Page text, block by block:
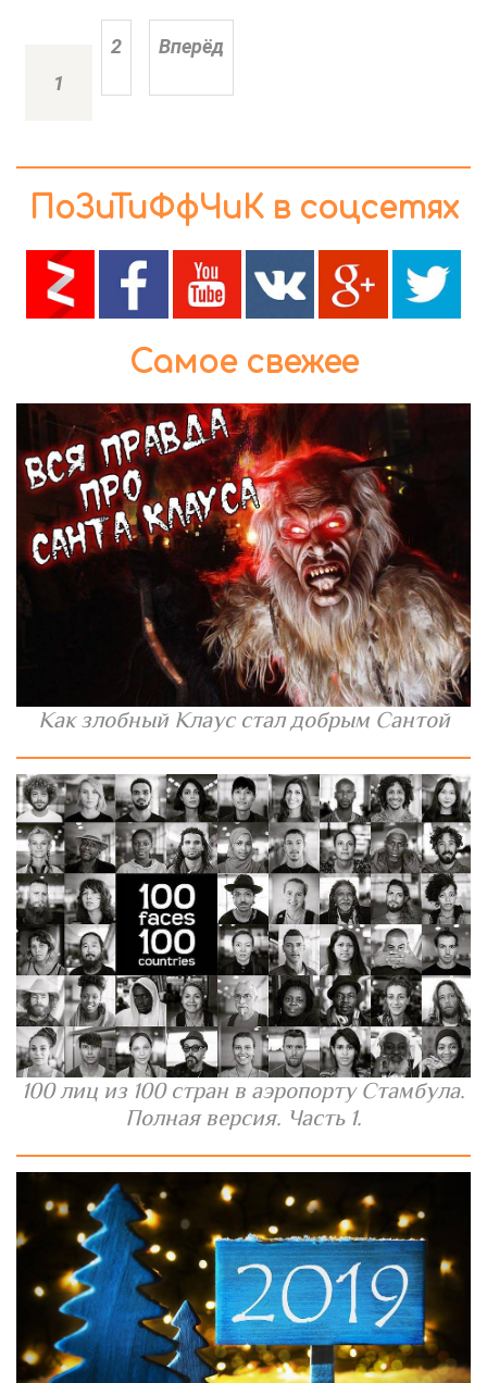
1
2 Вперёд
ПоЗиТиФфЧиК в соцсетях
Самое свежее
Как злобный Клаус стал добрым Сантой
100 лиц из 100 стран в аэропорту Стамбула.
Полная версия. Часть 1.